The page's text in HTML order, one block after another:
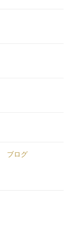
ブログ